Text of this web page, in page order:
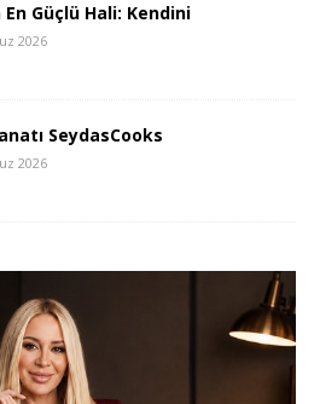
Güçlü Hali: Kendini
2026
SeydasCooks
2026